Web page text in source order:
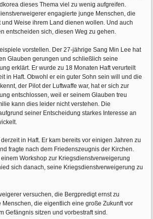
dieses Thema viel zu wenig aufgreifen.
engagierte junge Menschen, die
und Weise ihrem Land dienen wollen. Und auch
entscheiden sich, diesen Weg zu gehen.
vorstellen. Der 27-jährige Sang Min Lee hat
Glauben gerungen und schließlich seine
erklärt. Er wurde zu 18 Monaten Haft verurteilt
in Haft. Obwohl er ein guter Sohn sein will und die
der Pilot der Luftwaffe war, hat er sich zur
entschlossen, weil er seinem Glauben treu
kann dies leider nicht verstehen. Die
seiner Entscheidung starkes Interesse an
in Haft. Er kam bereits vor einigen Jahren zu
fragte nach dem Friedenszeugnis der Kirchen.
einem Workshop zur Kriegsdienstverweigerung
sich danach, seine Kriegsdienstverweigerung zu
versuchen, die Bergpredigt ernst zu
Menschen, die eigentlich eine große Zukunft vor
Gefängnis sitzen und vorbestraft sind.